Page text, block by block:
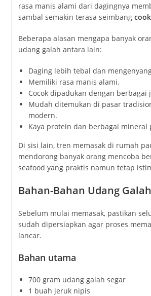
rasa manis alami dari dagingnya
sambal semakin terasa seimbang
Beberapa alasan mengapa banyak
udang galah antara lain:
Daging lebih tebal dan
Memiliki rasa manis alami.
Cocok dipadukan dengan berbagai
Mudah ditemukan di pasar
modern.
Kaya protein dan berbagai mineral
Di sisi lain, tren memasak di rumah
mendorong banyak orang mencoba
seafood yang praktis namun tetap
Bahan-Bahan Udang
Sebelum mulai memasak, pastikan
sudah dipersiapkan agar proses
lancar.
Bahan utama
700 gram udang galah segar
1 buah jeruk nipis